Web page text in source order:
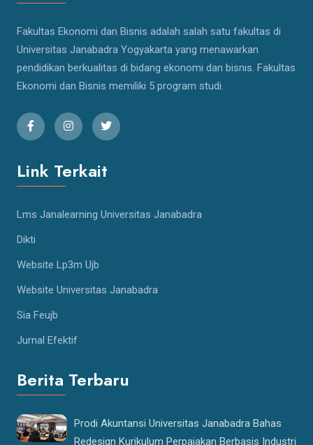
Fakultas Ekonomi dan Bisnis adalah salah satu fakultas di
Universitas Janabadra Yogyakarta yang menawarkan
pendidikan berkualitas di bidang ekonomi dan bisnis. Fakultas
Ekonomi dan Bisnis memiliki 5 program studi.
Link Terkait
Lms Janalearning Universitas Janabadra
Dikti
Website Lp3m Ujb
Website Universitas Janabadra
Sia Feujb
Jurnal Efektif
Berita Terbaru
Prodi Akuntansi Universitas Janabadra Bahas
Redesign Kurikulum Perpajakan Berbasis Industri